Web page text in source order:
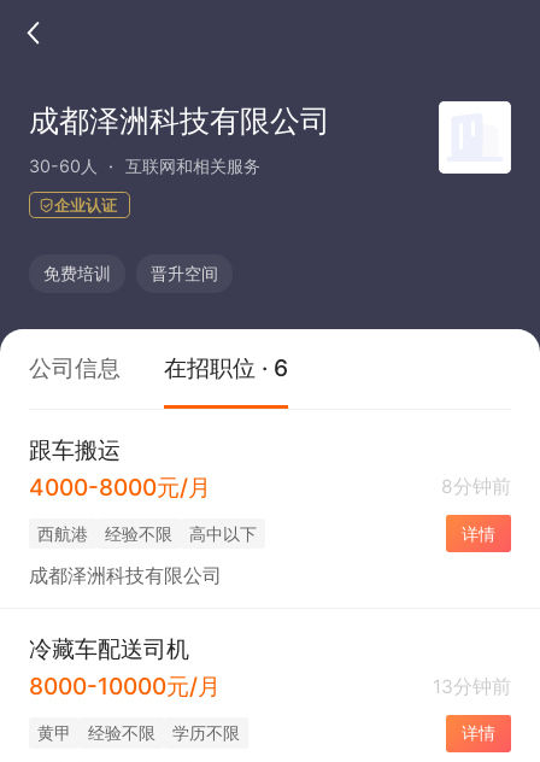
成都泽洲科技有限公司
30-60人 互联网和相关服务
企业认证
免费培训 晋升空间
公司信息 在招职位 · 6
跟车搬运
4000-8000元/月
8分钟前
西航港 经验不限 高中以下 详情
成都泽洲科技有限公司
冷藏车配送司机
8000-10000元/月
13分钟前
黄甲 经验不限 学历不限 详情